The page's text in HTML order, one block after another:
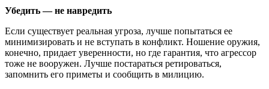
Убедить — не навредить
Если существует реальная угроза, лучше попытаться ее
минимизировать и не вступать в конфликт. Ношение оружия,
конечно, придает уверенности, но где гарантия, что агрессор
тоже не вооружен. Лучше постараться ретироваться,
запомнить его приметы и сообщить в милицию.